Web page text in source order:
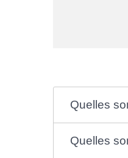
Quelles
Quelles